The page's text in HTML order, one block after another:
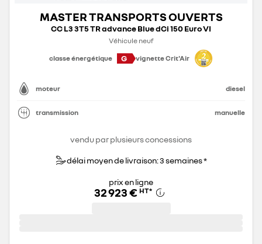
MASTER TRANSPORTS OUVERTS
CC L3 3T5 TR advance Blue dCi 150 Euro VI
Véhicule neuf
classe énergétique
G vignette Crit'Air
moteur diesel
transmission manuelle
vendu par plusieurs concessions
délai moyen de livraison: 3 semaines *
prix en ligne
32 923 € HT*